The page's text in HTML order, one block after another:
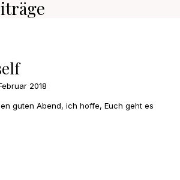
2018
guten Abend, ich hoffe, Euch geht es